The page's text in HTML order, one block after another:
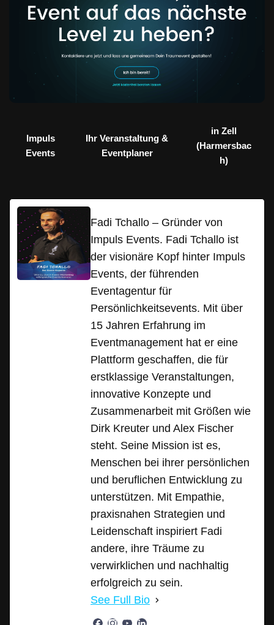
Impuls
Events
Ihr Veranstaltung &
Eventplaner
in Zell
(Harmersbac
h)
Fadi Tchallo – Gründer von
Impuls Events. Fadi Tchallo ist
der visionäre Kopf hinter Impuls
Events, der führenden
Eventagentur für
Persönlichkeitsevents. Mit über
15 Jahren Erfahrung im
Eventmanagement hat er eine
Plattform geschaffen, die für
erstklassige Veranstaltungen,
innovative Konzepte und
Zusammenarbeit mit Größen wie
Dirk Kreuter und Alex Fischer
steht. Seine Mission ist es,
Menschen bei ihrer persönlichen
und beruflichen Entwicklung zu
unterstützen. Mit Empathie,
praxisnahen Strategien und
Leidenschaft inspiriert Fadi
andere, ihre Träume zu
verwirklichen und nachhaltig
erfolgreich zu sein.
See Full Bio